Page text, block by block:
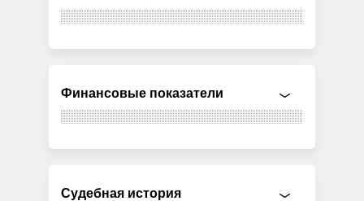
Финансовые показатели
Судебная история